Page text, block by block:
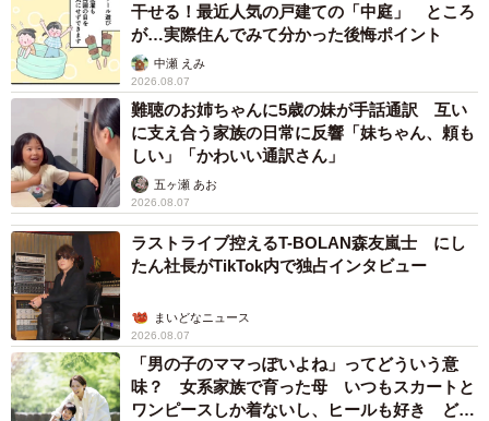
干せる！最近人気の戸建ての「中庭」 ところ
が…実際住んでみて分かった後悔ポイント
中瀬 えみ
2026.08.07
難聴のお姉ちゃんに5歳の妹が手話通訳 互い
に支え合う家族の日常に反響「妹ちゃん、頼も
しい」「かわいい通訳さん」
五ヶ瀬 あお
2026.08.07
ラストライブ控えるT-BOLAN森友嵐士 にし
たん社長がTikTok内で独占インタビュー
まいどなニュース
2026.08.07
「男の子のママっぽいよね」ってどういう意
味？ 女系家族で育った母 いつもスカートと
ワンピースしか着ないし、ヒールも好き どの